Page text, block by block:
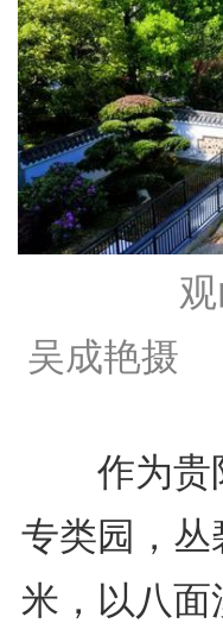
观山
吴成艳摄
作为贵阳
专类园，
米，以八